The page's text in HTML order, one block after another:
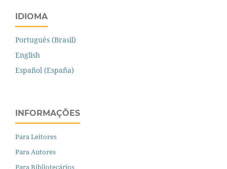
IDIOMA
Português (Brasil)
English
Español (España)
INFORMAÇÕES
Para Leitores
Para Autores
Para Bibliotecários